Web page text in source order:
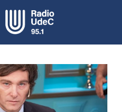
UdeC en vivo
Somos